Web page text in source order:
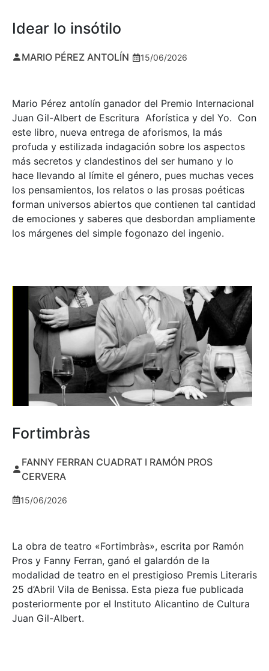
Idear lo insótilo
MARIO PÉREZ ANTOLÍN 15/06/2026
Mario Pérez antolín ganador del Premio Internacional
Juan Gil-Albert de Escritura Aforística y del Yo. Con
este libro, nueva entrega de aforismos, la más
profuda y estilizada indagación sobre los aspectos
más secretos y clandestinos del ser humano y lo
hace llevando al límite el género, pues muchas veces
los pensamientos, los relatos o las prosas poéticas
forman universos abiertos que contienen tal cantidad
de emociones y saberes que desbordan ampliamente
los márgenes del simple fogonazo del ingenio.
Fortimbràs
FANNY FERRAN CUADRAT I RAMÓN PROS
CERVERA
15/06/2026
La obra de teatro «Fortimbràs», escrita por Ramón
Pros y Fanny Ferran, ganó el galardón de la
modalidad de teatro en el prestigioso Premis Literaris
25 d’Abril Vila de Benissa. Esta pieza fue publicada
posteriormente por el Instituto Alicantino de Cultura
Juan Gil-Albert.